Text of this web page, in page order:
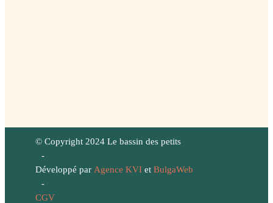
© Copyright 2024 Le bassin des petits
-
Développé par Agence KVIet BulgaWeb
-
CGV